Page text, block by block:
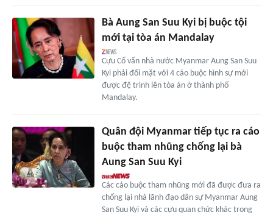
Bà Aung San Suu Kyi bị buộc tội
mới tại tòa án Mandalay
Cựu Cố vấn nhà nước Myanmar Aung San Suu
Kyi phải đối mặt với 4 cáo buộc hình sự mới
được đệ trình lên tòa án ở thành phố
Mandalay.
Quân đội Myanmar tiếp tục ra cáo
buộc tham nhũng chống lại bà
Aung San Suu Kyi
Các cáo buộc tham nhũng mới đã được đưa ra
chống lại nhà lãnh đạo dân sự Myanmar Aung
San Suu Kyi và các cựu quan chức khác trong